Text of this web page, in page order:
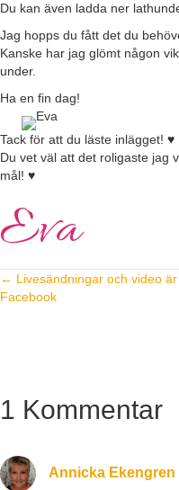
Du kan även ladda ner
Jag hopps du fått det du
Kanske har jag glömt någon
under.
Ha en fin dag!
Tack för att du läste inlägget!
Du vet väl att det roligaste jag
mål! ♥
Eva
Posts
← Livesändningar och video
Facebook
1 Kommentar
Annicka Ekengren